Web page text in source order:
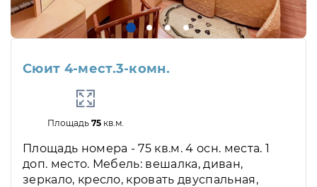
Сюит 4-мест.3-комн.
Площадь 75кв.м.
Площадь номера - 75 кв.м. 4 осн. места. 1
доп. место. Мебель: вешалка, диван,
зеркало, кресло, кровать двуспальная,